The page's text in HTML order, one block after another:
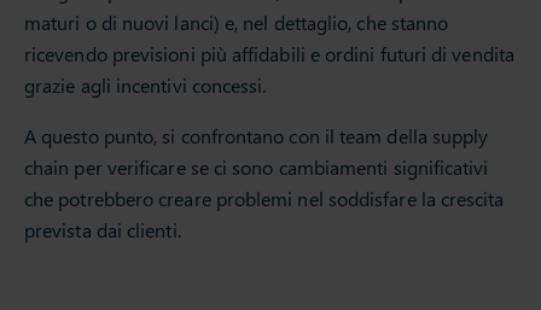
maturi o di nuovi lanci) e, nel dettaglio, che stanno
ricevendo previsioni più affidabili e ordini futuri di vendita
grazie agli incentivi concessi.
A questo punto, si confrontano con il team della supply
chain per verificare se ci sono cambiamenti significativi
che potrebbero creare problemi nel soddisfare la crescita
prevista dai clienti.